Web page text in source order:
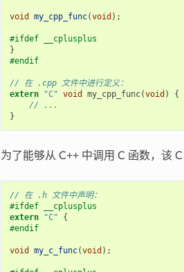
void my_cpp_func(void );
#ifdef __cplusplus
}
#endif
// 在 .cpp 文件中进行定义：
extern
"C" void my_cpp_func(void )
{
// ...
}
为了能够从 C++ 中调用 C 函数，该
// 在 .h 文件中声明：
#ifdef __cplusplus
extern
"C"
{
#endif
void my_c_func(void );